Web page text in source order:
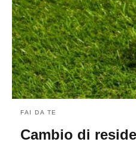
FAI DA TE
Cambio di